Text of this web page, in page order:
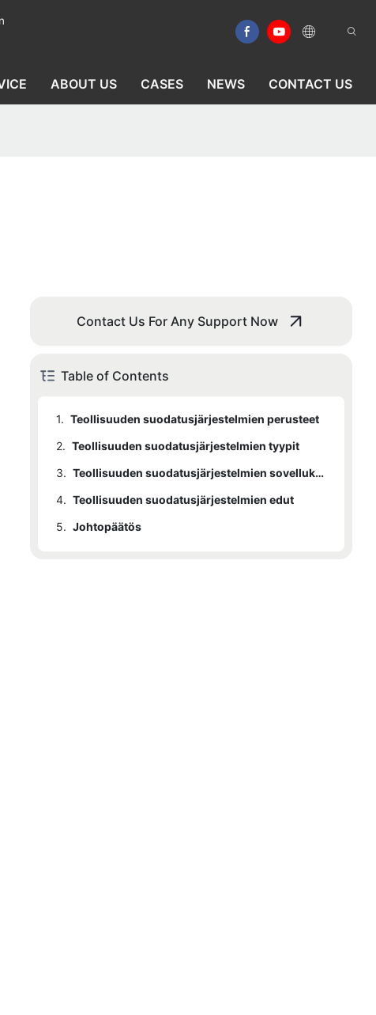
ABOUT US CASES NEWS CONTACT US
Contact Us For Any Support Now
Table of Contents
1. Teollisuuden suodatusjärjestelmien perusteet
2. Teollisuuden suodatusjärjestelmien tyypit
3.
Teollisuuden suodatusjärjestelmien sovellukset
4. Teollisuuden suodatusjärjestelmien edut
5. Johtopäätös